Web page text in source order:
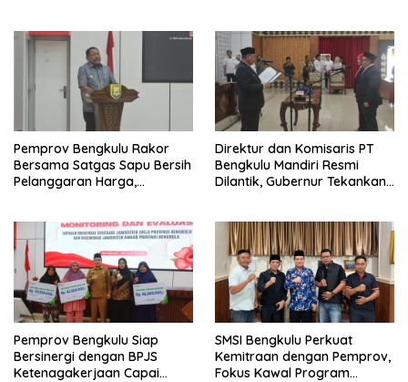
Pemprov Bengkulu Rakor
Bersama Satgas Sapu Bersih
Pelanggaran Harga,
Masih Jadi Sorotan
Direktur dan Komisaris PT
Bengkulu Mandiri Resmi
Dilantik, Gubernur Tekankan
Pemprov Bengkulu Siap
Bersinergi dengan BPJS
Ketenagakerjaan Capai
SMSI Bengkulu Perkuat
Kemitraan dengan Pemprov,
Fokus Kawal Program